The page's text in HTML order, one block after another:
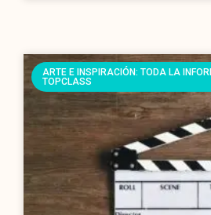
ARTE E INSPIRACIÓN: TODA LA
TOPCLASS